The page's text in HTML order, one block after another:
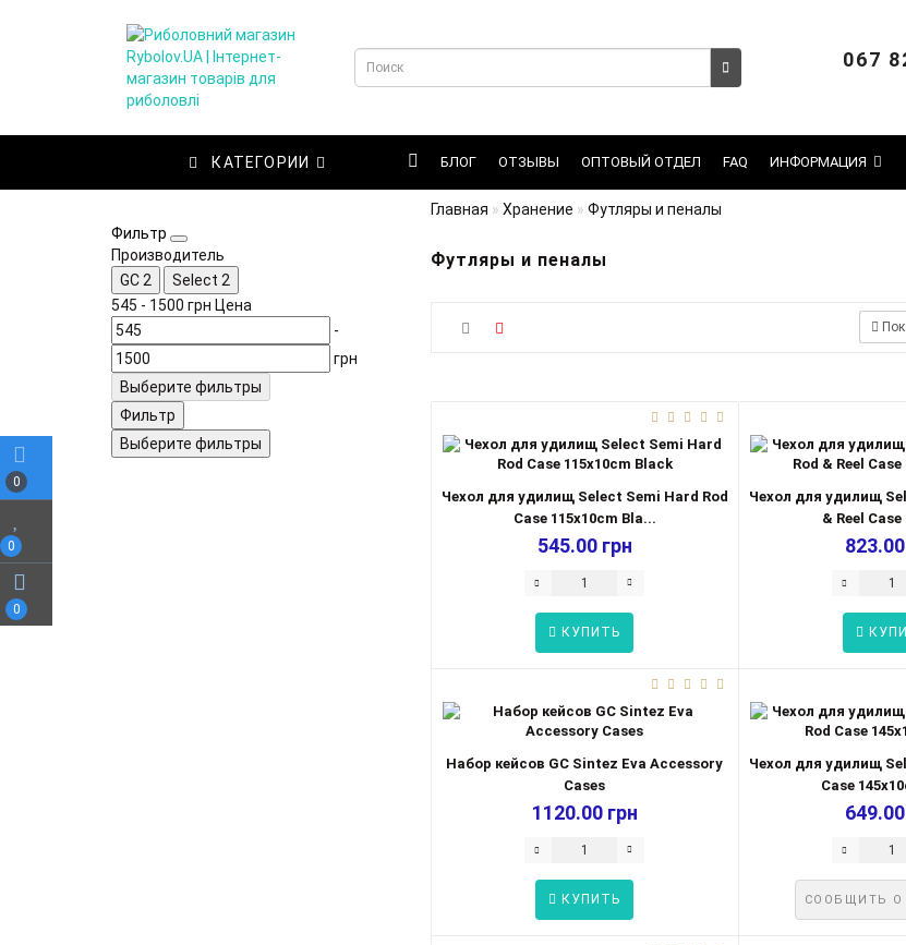
0
0
0
067
КАТЕГОРИИ БЛОГ ОТЗЫВЫ ОПТОВЫЙ ОТДЕЛ FAQ ИНФОРМАЦИЯ
Фильтр
Производитель
GC 2 Select 2
545 - 1500 грн Цена
-
грн
Выберите фильтры
Фильтр
Выберите фильтры
Главная Хранение Футляры и пеналы
Футляры и пеналы
Чехол для удилищ Select Semi Hard Rod
Case 115x10cm Bla...
545.00 грн
КУПИТЬ
Чехол для удилищ
& Reel
Набор кейсов GC Sintez Eva Accessory
Cases
1120.00 грн
КУПИТЬ
Чехол для удилищ
Case
СООБЩИТЬ О